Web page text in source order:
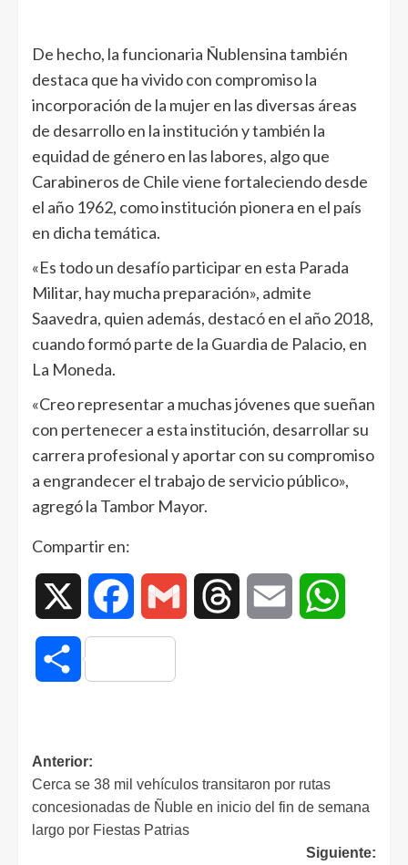
De hecho, la funcionaria Ñublensina también
destaca que ha vivido con compromiso la
incorporación de la mujer en las diversas áreas
de desarrollo en la institución y también la
equidad de género en las labores, algo que
Carabineros de Chile viene fortaleciendo desde
el año 1962, como institución pionera en el país
en dicha temática.
«Es todo un desafío participar en esta Parada
Militar, hay mucha preparación», admite
Saavedra, quien además, destacó en el año 2018,
cuando formó parte de la Guardia de Palacio, en
La Moneda.
«Creo representar a muchas jóvenes que sueñan
con pertenecer a esta institución, desarrollar su
carrera profesional y aportar con su compromiso
a engrandecer el trabajo de servicio público»,
agregó la Tambor Mayor.
Compartir en:
Facebook Gmail Threads Email
Compartir
Anterior:
Cerca se 38 mil vehículos transitaron por rutas
concesionadas de Ñuble en inicio del fin de semana
largo por Fiestas Patrias
Siguiente: